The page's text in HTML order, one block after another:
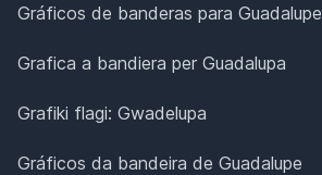
Gráficos de banderas para Guadalupe
Grafica a bandiera per Guadalupa
Grafiki flagi: Gwadelupa
Gráficos da bandeira de Guadalupe